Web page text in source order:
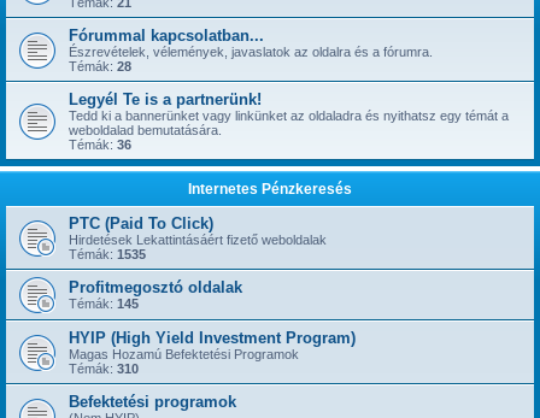
has started a new topic:
@Admin « hétf. 8:49 pm »
has started a new topic:Újabb 1 év, gyerünk-gyerünk tovább
@szior « vas. 5:43 pm »
has started a new topic:ySense.com
@Admin « kedd 9:38 am »
... igen, IGAZ!!! ... Kész.
@kavics13 « hétf. 10:48 pm »
mrarizona « szer. 3:37 pm »
has started a new topic:BoaBet | Fogadóiroda és online kaszinó
szepbalazs « pén. 10:28 pm »
has started a new topic:22bet
@Admin « hétf. 11:55 am »
has started a new topic:
Faucet oldalak, ahol napi 1-2-3-5 satoshi gyorsan kikérhető
@linux1986 « szomb. 10:07 am »
has started a new topic:FaucetPay csaló klón oldalra figyelmeztetés
@linux1986 « vas. 4:15 pm »
Fórummal kapcsolatban...
Észrevételek, vélemények, javaslatok az oldalra és a fórumra.
Témák: 28
Legyél Te is a partnerünk!
Tedd ki a bannerünket vagy linkünket az oldaladra és nyithatsz egy témát a
weboldalad bemutatására.
Témák: 36
Internetes Pénzkeresés
PTC (Paid To Click)
Hirdetések Lekattintásáért fizető weboldalak
Témák: 1535
Profitmegosztó oldalak
Témák: 145
HYIP (High Yield Investment Program)
Magas Hozamú Befektetési Programok
Témák: 310
Befektetési programok